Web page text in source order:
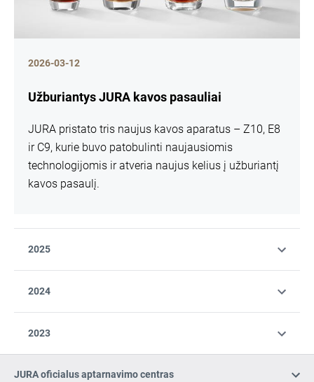
2026-03-12
Užburiantys JURA kavos pasauliai
JURA pristato tris naujus kavos aparatus – Z10, E8
ir C9, kurie buvo patobulinti naujausiomis
technologijomis ir atveria naujus kelius į užburiantį
kavos pasaulį.
2025
2024
2023
JURA oficialus aptarnavimo centras